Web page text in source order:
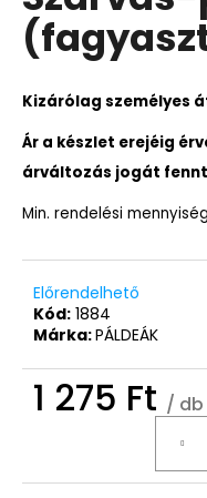
5-
ből
0,0
Kizárólag személyes
Ár a készlet erejéig
árváltozás jogát
Min. rendelési
Előrendelhető
Kód: 1884
Márka:PÁLDEÁK
1 275 Ft / db